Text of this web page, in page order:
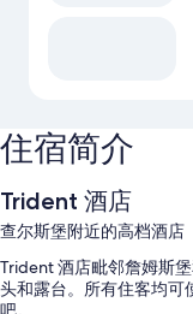
住宿简介
Trident 酒店
查尔斯堡附近的高档酒店
Trident 酒店毗邻詹姆斯
头和露台。所有住客均可